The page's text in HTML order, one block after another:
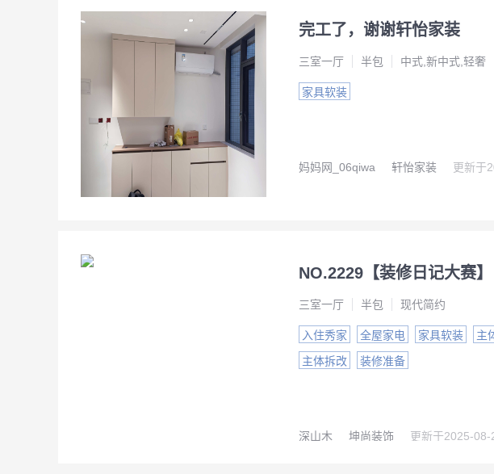
完工了，谢谢轩怡家装
三室一厅 半包 中式,新中式,轻奢
家具软装
妈妈网_06qiwa 轩怡家装 更新于
三室一厅 半包 现代简约
入住秀家 全屋家电 家具软装 主
主体拆改
装修准备
深山木 坤尚装饰 更新于2025-08-